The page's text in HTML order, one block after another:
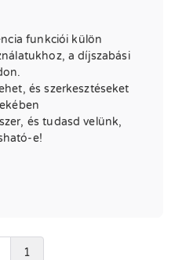
funkciói külön
a díjszabási
és szerkesztéseket
és tudasd velünk,
e!
1